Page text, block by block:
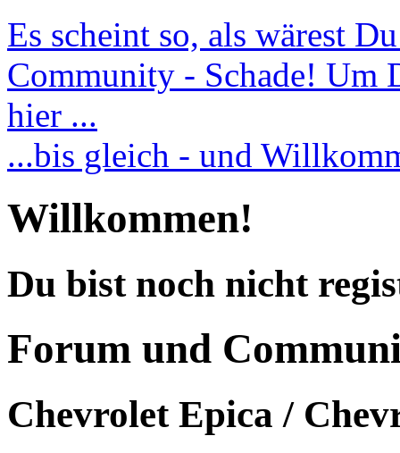
Es scheint so, als wärest
Community - Schade! Um
hier ...
...bis gleich - und
Willkommen!
Du bist noch nicht
Forum und
Chevrolet Epica /